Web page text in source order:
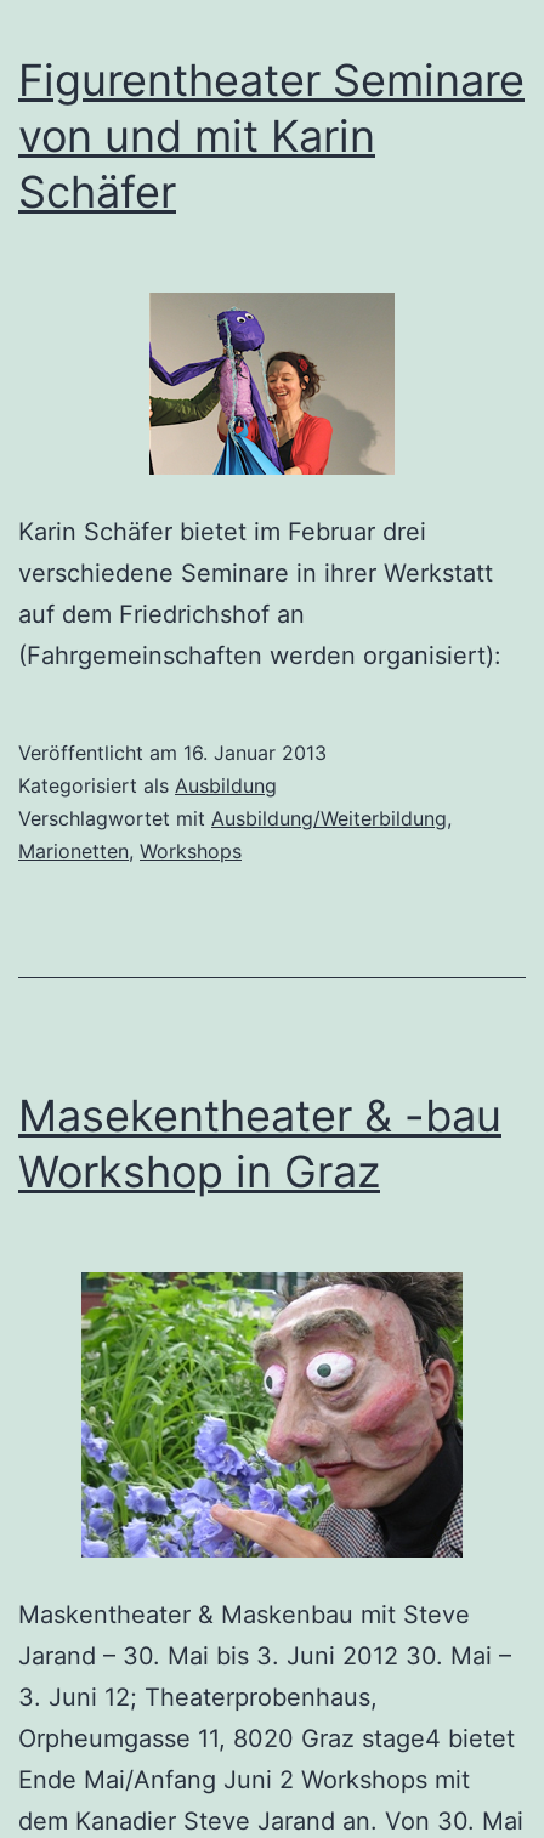
Figurentheater Seminare
von und mit Karin
Schäfer
Karin Schäfer bietet im Februar drei
verschiedene Seminare in ihrer Werkstatt
auf dem Friedrichshof an
(Fahrgemeinschaften werden organisiert):
Veröffentlicht am 16. Januar 2013
Kategorisiert als Ausbildung
Verschlagwortet mit Ausbildung/Weiterbildung,
Marionetten, Workshops
Masekentheater & -bau
Workshop in Graz
Maskentheater & Maskenbau mit Steve
Jarand – 30. Mai bis 3. Juni 2012 30. Mai –
3. Juni 12; Theaterprobenhaus,
Orpheumgasse 11, 8020 Graz stage4 bietet
Ende Mai/Anfang Juni 2 Workshops mit
dem Kanadier Steve Jarand an. Von 30. Mai